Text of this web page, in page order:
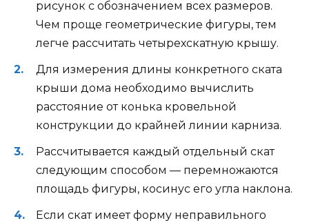
рисунок с обозначением всех размеров.
Чем проще геометрические фигуры, тем
легче рассчитать четырехскатную крышу.
Для измерения длины конкретного ската
крыши дома необходимо вычислить
расстояние от конька кровельной
конструкции до крайней линии карниза.
Рассчитывается каждый отдельный скат
следующим способом — перемножаются
площадь фигуры, косинус его угла наклона.
Если скат имеет форму неправильного